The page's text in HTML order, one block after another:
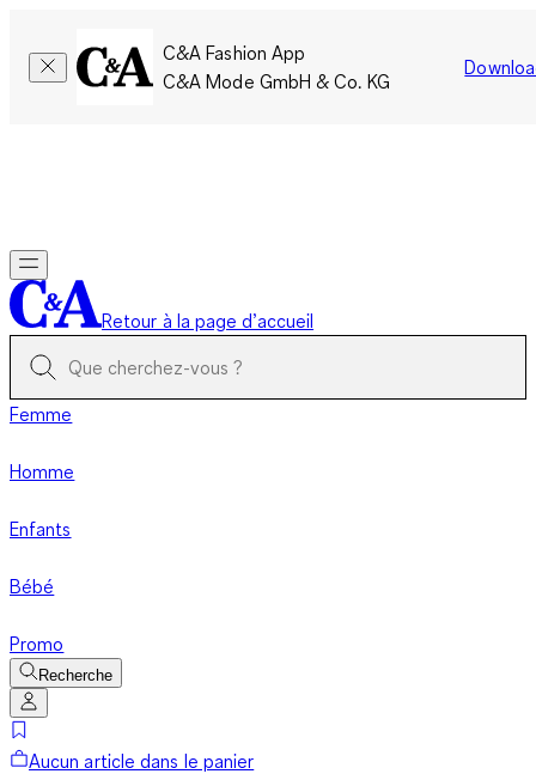
C&A Fashion App
C&A Mode GmbH & Co. KG
Retour à la page d’accueil
Femme
Homme
Enfants
Bébé
Promo
Recherche
Aucun article dans le panier